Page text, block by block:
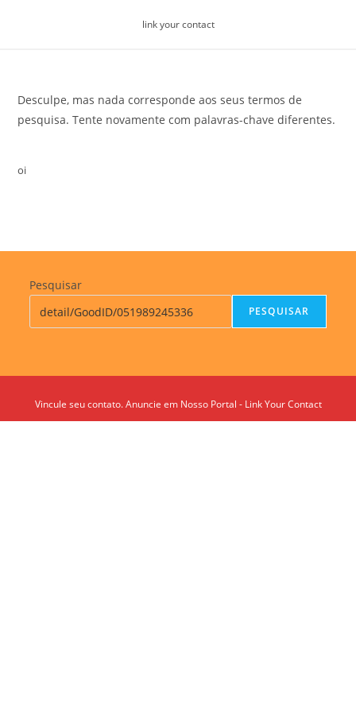
link your contact
Desculpe, mas nada corresponde aos seus termos de
pesquisa. Tente novamente com palavras-chave diferentes.
oi
Pesquisar
PESQUISAR
Vincule seu contato. Anuncie em Nosso Portal - Link Your Contact